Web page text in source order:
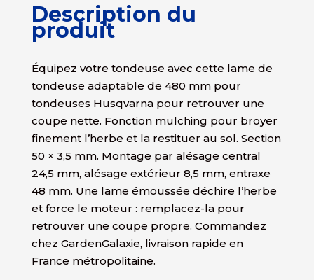
Description du
produit
Équipez votre tondeuse avec cette lame de
tondeuse adaptable de 480 mm pour
tondeuses Husqvarna pour retrouver une
coupe nette. Fonction mulching pour broyer
finement l’herbe et la restituer au sol. Section
50 × 3,5 mm. Montage par alésage central
24,5 mm, alésage extérieur 8,5 mm, entraxe
48 mm. Une lame émoussée déchire l’herbe
et force le moteur : remplacez-la pour
retrouver une coupe propre. Commandez
chez GardenGalaxie, livraison rapide en
France métropolitaine.